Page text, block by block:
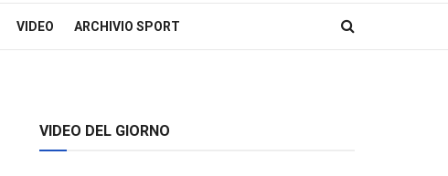
VIDEO ARCHIVIO SPORT
VIDEO DEL GIORNO